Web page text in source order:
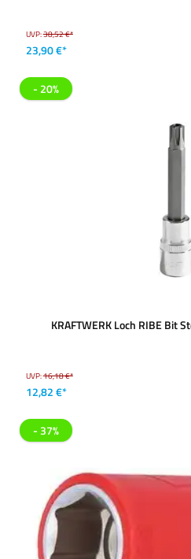
UVP:38,52 €*
23,90 €*
- 20%
KRAFTWERK Loch RIBE Bit
UVP:16,18 €*
12,82 €*
- 37%